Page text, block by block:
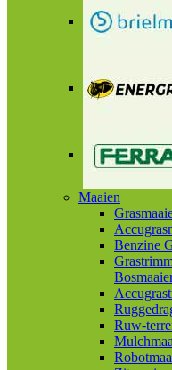
Maaien
Benzine
Ruw-